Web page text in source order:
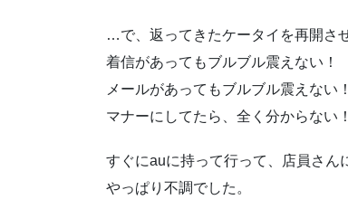
…で、返ってきたケータイを再開さ
着信があってもブルブル震えない！
メールがあってもブルブル震えない
マナーにしてたら、全く分からない
すぐにauに持って行って、店員さん
やっぱり不調でした。